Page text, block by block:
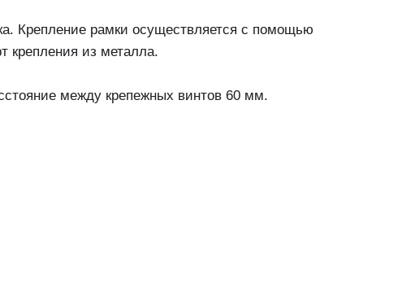
Крепление рамки осуществляется с помощью
крепления из металла.
между крепежных винтов 60 мм.